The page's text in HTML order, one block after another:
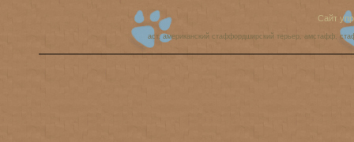
Сайт
аст, американский стаффордширский терьер, амстафф,